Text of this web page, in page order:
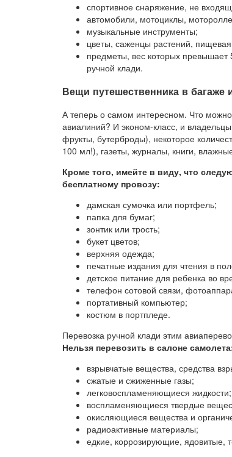
спортивное снаряжение, не
автомобили, мотоциклы,
музыкальные инструменты;
цветы, саженцы растений,
предметы, вес которых превышает
ручной клади.
Вещи путешественника в багаже
А теперь о самом интересном. Что
авиалиний? И эконом-класс, и
фрукты, бутерброды), некоторое
100 мл!), газеты, журналы, книги,
Кроме того, имейте в виду, что
бесплатному провозу:
дамская сумочка или портфель;
папка для бумаг;
зонтик или трость;
букет цветов;
верхняя одежда;
печатные издания для чтения в
детское питание для ребенка во
телефон сотовой связи,
портативный компьютер;
костюм в портпледе.
Перевозка ручной клади этим
Нельзя перевозить в салоне
взрывчатые вещества, средства
сжатые и сжиженные газы;
легковоспламеняющиеся жидкости;
воспламеняющиеся твердые
окисляющиеся вещества и
радиоактивные материалы;
едкие, коррозирующие, ядовитые,